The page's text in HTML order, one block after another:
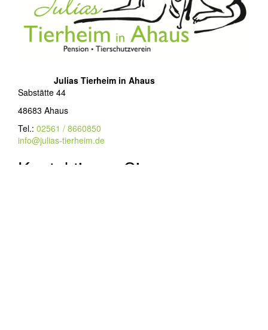
Julias Tierheim in Ahaus
Sabstätte 44
48683 Ahaus
Tel.: 02561 / 8660850
info@julias-tierheim.de
Kontaktieren Sie uns